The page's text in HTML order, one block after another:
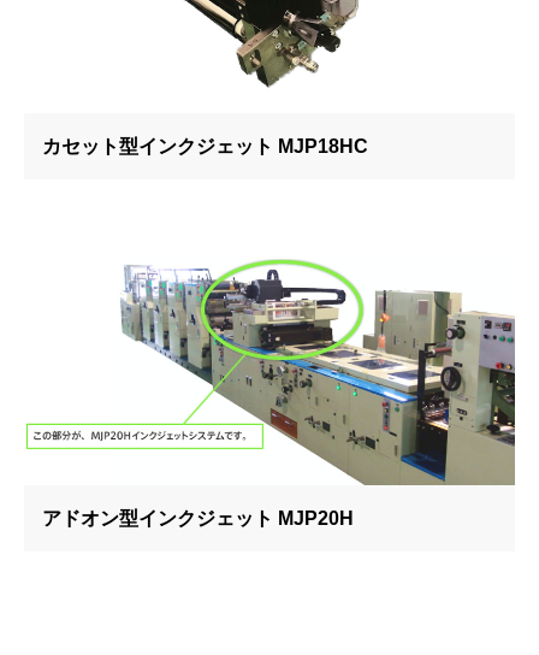
カセット型インクジェット MJP18HC
アドオン型インクジェット MJP20H